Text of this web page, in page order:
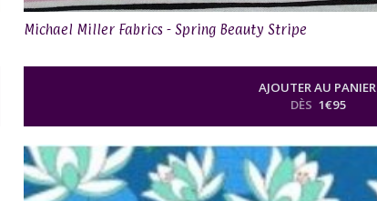
Michael Miller Fabrics - Spring Beauty Stripe
AJOUTER AU PANIER
DÈS 1€95